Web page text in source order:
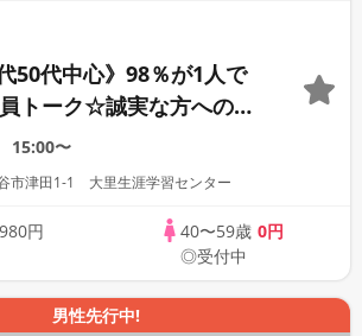
50代中心》98％が1人で
トーク☆誠実な方への婚
15:00〜
市津田1-1 大里生涯学習センター
円
40〜59歳 0円
◎受付中
男性先行中!